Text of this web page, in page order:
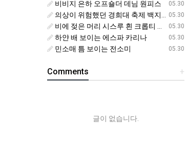
05.30
비비지 은하 오프숄더 데님 원피스
05.30
의상이 위험했던 경희대 축제 백지헌
05.30
비에 젖은 머리 시스루 흰 크롭티 에스파 닝닝
05.30
하얀 배 보이는 에스파 카리나
05.30
민소매 틈 보이는 전소미
+
Comments
글이 없습니다.